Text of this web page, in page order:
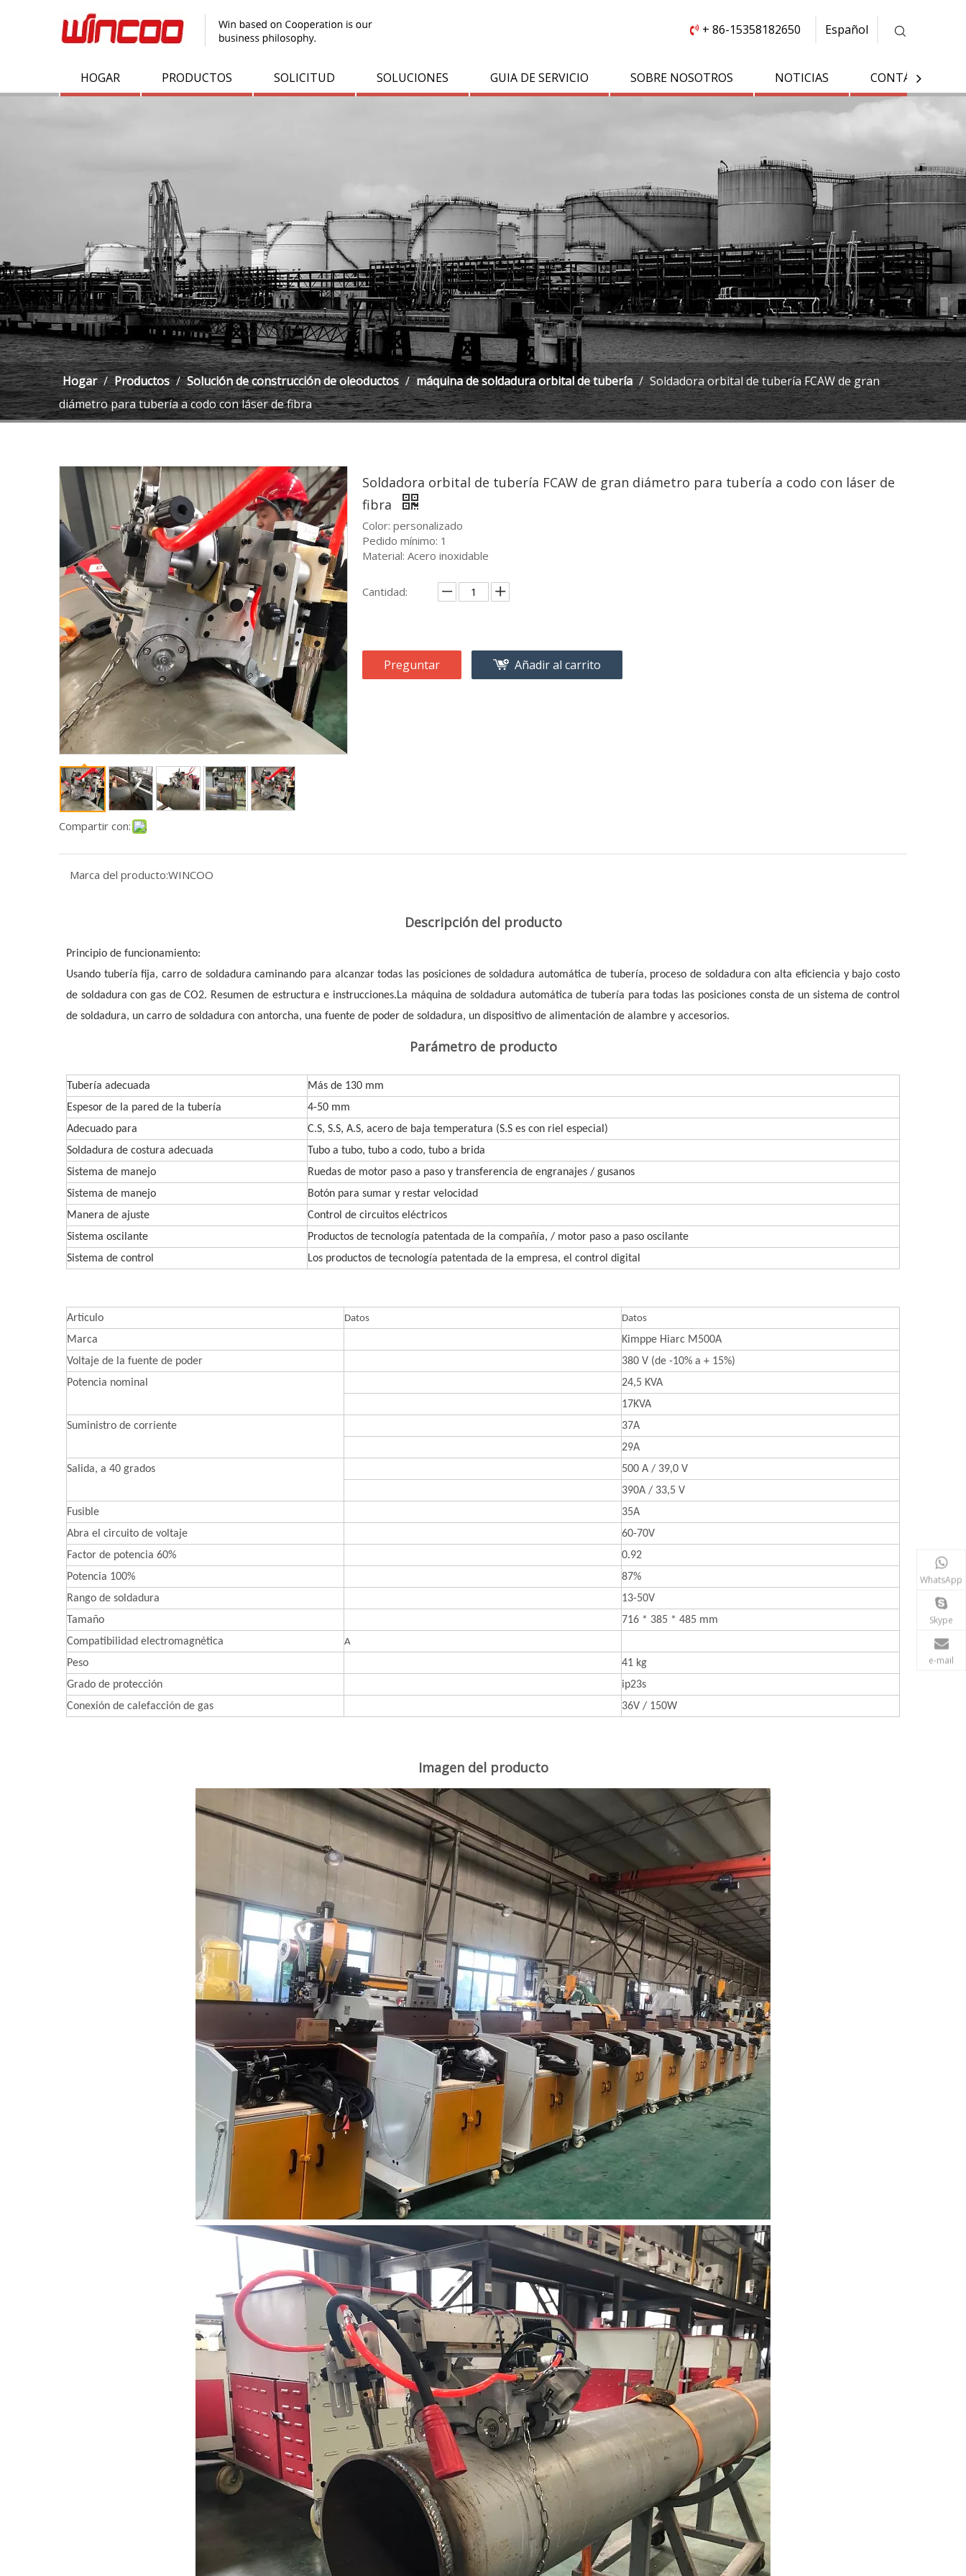
 + 86-15358182650 Español
HOGAR PRODUCTOS SOLICITUD SOLUCIONES GUIA DE SERVICIO SOBRE NOSOTROS NOTICIAS CONTÁCTENOS
Hogar / Productos / Solución de construcción de oleoductos / máquina de soldadura orbital de tubería / Soldadora orbital de tubería FCAW de gran
diámetro para tubería a codo con láser de fibra
Compartir con:
Soldadora orbital de tubería FCAW de gran diámetro para tubería a codo con láser de
fibra
Color: personalizado
Pedido mínimo: 1
Material: Acero inoxidable
Cantidad:
Preguntar Añadir al carrito
Marca del producto:WINCOO
Descripción del producto
Principio de funcionamiento:
Usando tubería fija, carro de soldadura caminando para alcanzar todas las posiciones de soldadura automática de tubería, proceso de soldadura con alta eficiencia y bajo costo
de soldadura con gas de CO2. Resumen de estructura e instrucciones.La máquina de soldadura automática de tubería para todas las posiciones consta de un sistema de control
de soldadura, un carro de soldadura con antorcha, una fuente de poder de soldadura, un dispositivo de alimentación de alambre y accesorios.
Parámetro de producto
Tubería adecuada
Más de 130 mm
Espesor de la pared de la tubería
4-50 mm
Adecuado para
C.S, S.S, A.S, acero de baja temperatura (S.S es con riel especial)
Soldadura de costura adecuada
Tubo a tubo, tubo a codo, tubo a brida
Sistema de manejo
Ruedas de motor paso a paso y transferencia de engranajes / gusanos
Sistema de manejo
Botón para sumar y restar velocidad
Manera de ajuste
Control de circuitos eléctricos
Sistema oscilante
Productos de tecnología patentada de la compañía, / motor paso a paso oscilante
Sistema de control
Los productos de tecnología patentada de la empresa, el control digital
Artículo Datos Datos
Marca
Kimppe Hiarc M500A
Voltaje de la fuente de poder
380 V (de -10% a + 15%)
Potencia nominal
24,5 KVA
17KVA
Suministro de corriente
37A
29A
Salida, a 40 grados
500 A / 39,0 V
390A / 33,5 V
Fusible
35A
Abra el circuito de voltaje
60-70V
Factor de potencia 60%
0.92
Potencia 100%
87%
Rango de soldadura
13-50V
Tamaño
716 * 385 * 485 mm
Compatibilidad electromagnética
A
Peso
41 kg
Grado de protección
ip23s
Conexión de calefacción de gas
36V / 150W
Imagen del producto
WhatsApp
Skype
e-mail